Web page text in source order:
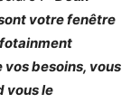
votre fenêtre
besoins, vous
vous le